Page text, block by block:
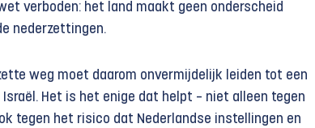
verboden: het land maakt geen onderscheid
nederzettingen.
weg moet daarom onvermijdelijk leiden tot een
Het is het enige dat helpt – niet alleen tegen
tegen het risico dat Nederlandse instellingen en